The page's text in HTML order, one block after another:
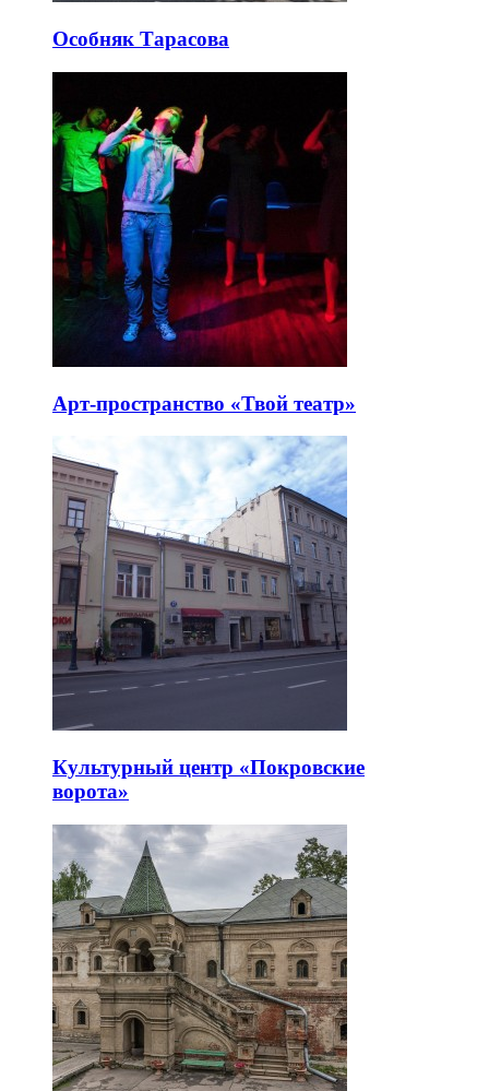
Особняк Тарасова
Арт-пространство «Твой театр»
Культурный центр «Покровские
ворота»